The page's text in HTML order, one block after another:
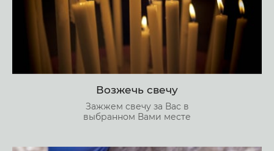
Возжечь свечу
Зажжем свечу за Вас в
выбранном Вами месте